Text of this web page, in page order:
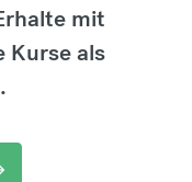
mit
Kurse als